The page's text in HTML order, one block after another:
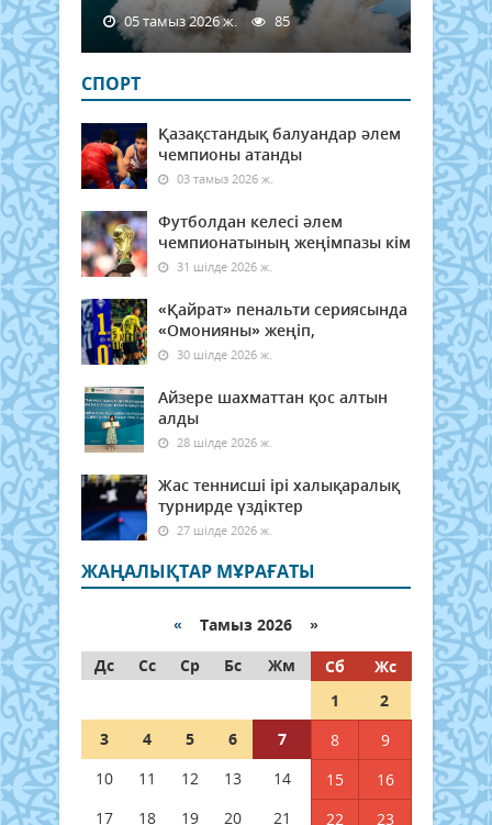
05 тамыз 2026 ж. 85
СПОРТ
Қазақстандық балуандар әлем
чемпионы атанды
03 тамыз 2026 ж.
Футболдан келесі әлем
чемпионатының жеңімпазы кім
31 шілде 2026 ж.
«Қайрат» пенальти сериясында
«Омонияны» жеңіп,
30 шілде 2026 ж.
Айзере шахматтан қос алтын
алды
28 шілде 2026 ж.
Жас теннисші ірі халықаралық
турнирде үздіктер
27 шілде 2026 ж.
ЖАҢАЛЫҚТАР МҰРАҒАТЫ
« Тамыз 2026 »
Дс
Сс Ср Бс Жм Сб
Жс
1
2
3
4 5 6 7 8
9
10
11 12 13 14 15
16
17
18 19 20 21 22 23